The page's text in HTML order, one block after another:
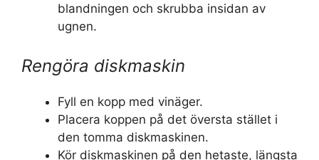
blandningen och skrubba insidan av
ugnen.
Rengöra diskmaskin
Fyll en kopp med vinäger.
Placera koppen på det översta stället i
den tomma diskmaskinen.
Kör diskmaskinen på den hetaste, längsta